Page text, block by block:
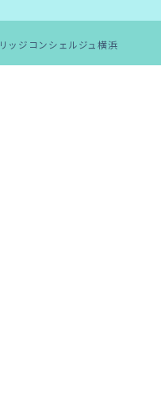
ッジコンシェルジュ横浜